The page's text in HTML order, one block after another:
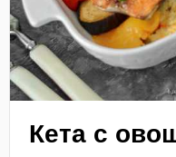
Кета с